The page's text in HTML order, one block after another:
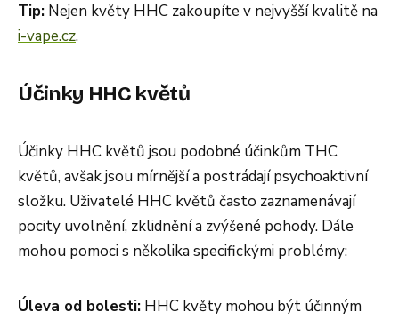
Tip: Nejen květy HHC zakoupíte v nejvyšší kvalitě na
i-vape.cz.
Účinky HHC květů
Účinky HHC květů jsou podobné účinkům THC
květů, avšak jsou mírnější a postrádají psychoaktivní
složku. Uživatelé HHC květů často zaznamenávají
pocity uvolnění, zklidnění a zvýšené pohody. Dále
mohou pomoci s několika specifickými problémy:
Úleva od bolesti: HHC květy mohou být účinným